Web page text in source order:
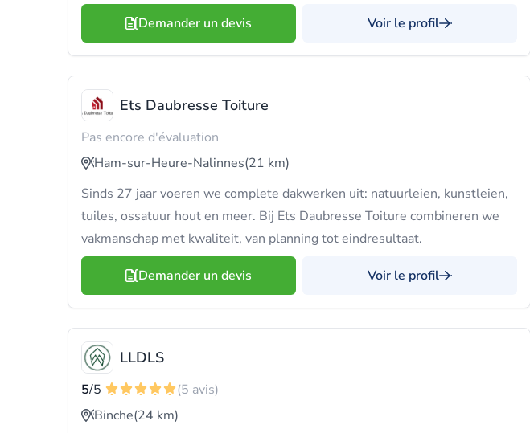
Demander un devis Voir le profil
Ets Daubresse Toiture
Pas encore d'évaluation
Ham-sur-Heure-Nalinnes(21 km)
Sinds 27 jaar voeren we complete dakwerken uit: natuurleien, kunstleien,
tuiles, ossatuur hout en meer. Bij Ets Daubresse Toiture combineren we
vakmanschap met kwaliteit, van planning tot eindresultaat.
Demander un devis Voir le profil
LLDLS
5/5
(5 avis)
Binche(24 km)